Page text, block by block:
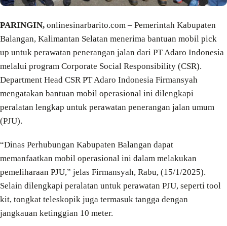
PARINGIN, onlinesinarbarito.com – Pemerintah Kabupaten
Balangan, Kalimantan Selatan menerima bantuan mobil pick
up untuk perawatan penerangan jalan dari PT Adaro Indonesia
melalui program Corporate Social Responsibility (CSR).
Department Head CSR PT Adaro Indonesia Firmansyah
mengatakan bantuan mobil operasional ini dilengkapi
peralatan lengkap untuk perawatan penerangan jalan umum
(PJU).
“Dinas Perhubungan Kabupaten Balangan dapat
memanfaatkan mobil operasional ini dalam melakukan
pemeliharaan PJU,” jelas Firmansyah, Rabu, (15/1/2025).
Selain dilengkapi peralatan untuk perawatan PJU, seperti tool
kit, tongkat teleskopik juga termasuk tangga dengan
jangkauan ketinggian 10 meter.